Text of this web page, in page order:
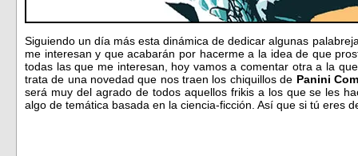
Siguiendo un día más esta dinámica de dedicar algunas
me interesan y que acabarán por hacerme a la idea de que
todas las que me interesan, hoy vamos a comentar otra a la
trata de una novedad que nos traen los chiquillos de Panini
será muy del agrado de todos aquellos frikis a los que se les
algo de temática basada en la ciencia-ficción. Así que si tú eres